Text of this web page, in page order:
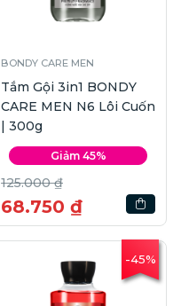
BONDY CARE MEN
Tắm Gội 3in1 BONDY
CARE MEN N6 Lôi Cuốn
| 300g
Giảm 45%
125.000 ₫
68.750 ₫
-45%